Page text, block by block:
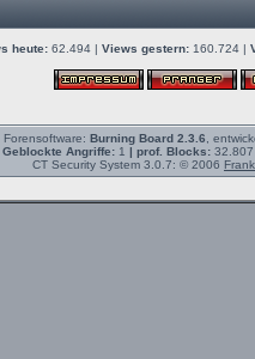
heute: 62.494 | Views gestern: 160.724 |
Forensoftware: Burning Board 2.3.6 ,
Geblockte Angriffe:1 | prof. Blocks:32.807
CT Security System 3.0.7: © 2006